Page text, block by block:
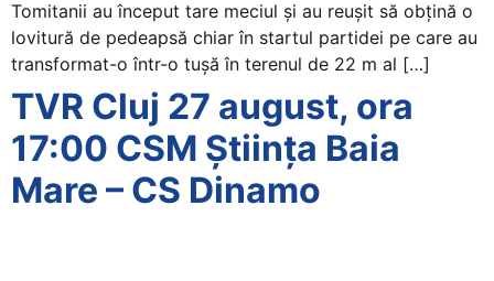
Tomitanii au început tare meciul și au reușit să obțină o
lovitură de pedeapsă chiar în startul partidei pe care au
transformat-o într-o tușă în terenul de 22 m al […]
TVR Cluj 27 august, ora
17:00 CSM Știința Baia
Mare – CS Dinamo